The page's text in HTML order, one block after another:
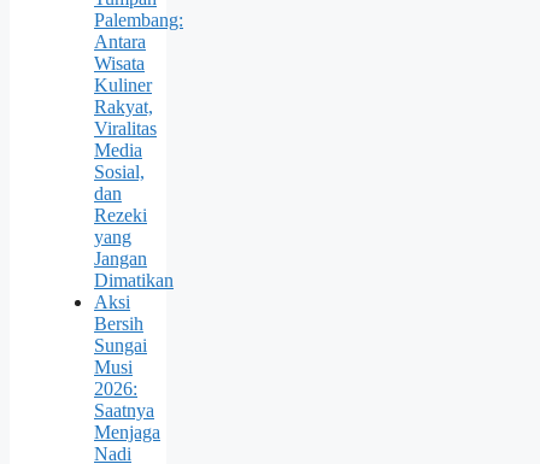
Palembang:
Antara
Wisata
Kuliner
Rakyat,
Viralitas
Media
Sosial,
dan
Rezeki
yang
Jangan
Dimatikan
Aksi
Bersih
Sungai
Musi
2026:
Saatnya
Menjaga
Nadi